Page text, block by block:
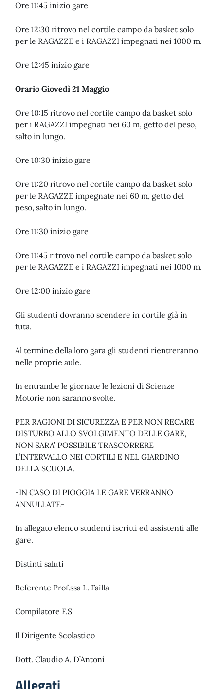
Ore 11:45 inizio gare
Ore 12:30 ritrovo nel cortile campo da basket solo
per le RAGAZZE e i RAGAZZI impegnati nei 1000 m.
Ore 12:45 inizio gare
Orario Giovedì 21 Maggio
Ore 10:15 ritrovo nel cortile campo da basket solo
per i RAGAZZI impegnati nei 60 m, getto del peso,
salto in lungo.
Ore 10:30 inizio gare
Ore 11:20 ritrovo nel cortile campo da basket solo
per le RAGAZZE impegnate nei 60 m, getto del
peso, salto in lungo.
Ore 11:30 inizio gare
Ore 11:45 ritrovo nel cortile campo da basket solo
per le RAGAZZE e i RAGAZZI impegnati nei 1000 m.
Ore 12:00 inizio gare
Gli studenti dovranno scendere in cortile già in
tuta.
Al termine della loro gara gli studenti rientreranno
nelle proprie aule.
In entrambe le giornate le lezioni di Scienze
Motorie non saranno svolte.
PER RAGIONI DI SICUREZZA E PER NON RECARE
DISTURBO ALLO SVOLGIMENTO DELLE GARE,
NON SARA’ POSSIBILE TRASCORRERE
L’INTERVALLO NEI CORTILI E NEL GIARDINO
DELLA SCUOLA.
-IN CASO DI PIOGGIA LE GARE VERRANNO
ANNULLATE-
In allegato elenco studenti iscritti ed assistenti alle
gare.
Distinti saluti
Referente Prof.ssa L. Failla
Compilatore F.S.
Il Dirigente Scolastico
Dott. Claudio A. D’Antoni